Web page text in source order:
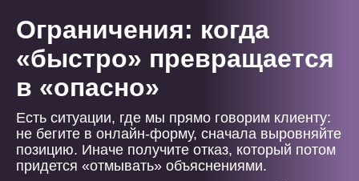
Ограничения: когда
«быстро» превращается
в «опасно»
Есть ситуации, где мы прямо говорим клиенту:
не бегите в онлайн-форму, сначала выровняйте
позицию. Иначе получите отказ, который потом
придется «отмывать» объяснениями.